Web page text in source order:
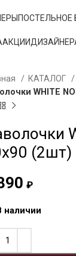
ПОСТЕЛЬНОЕ
АКЦИИ
КАТАЛОГ
WHITE
(2шт)
₽
наличии